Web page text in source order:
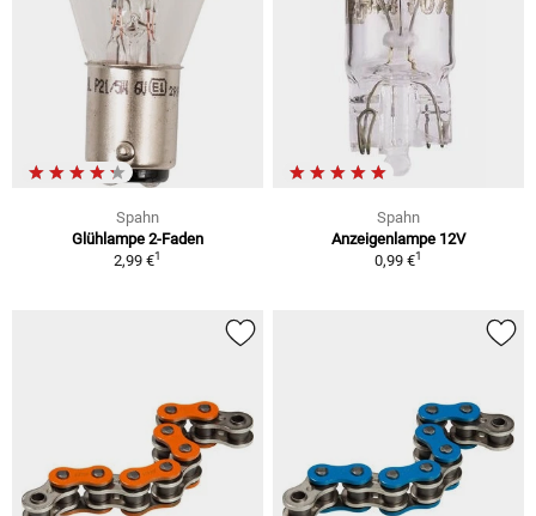
Spahn
Glühlampe 2-Faden
2,99 €1
Spahn
Anzeigenlampe 12V
0,99 €1